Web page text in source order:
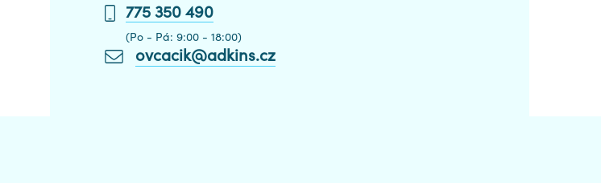
775 350 490
(Po - Pá: 9:00 - 18:00)
ovcacik@adkins.cz